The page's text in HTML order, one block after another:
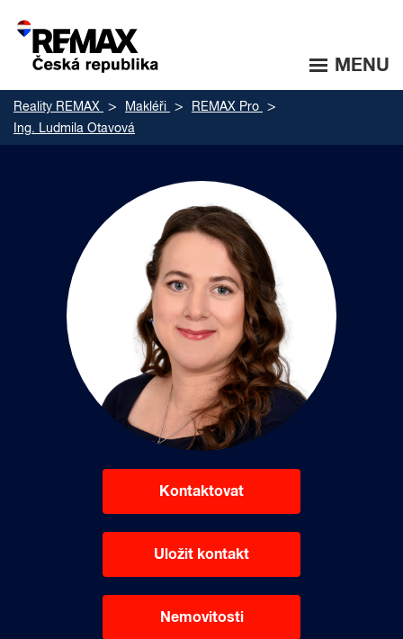
MENU
Reality REMAX Makléři
REMAX Pro
Ing. Ludmila Otavová
Kontaktovat
Uložit kontakt
Nemovitosti